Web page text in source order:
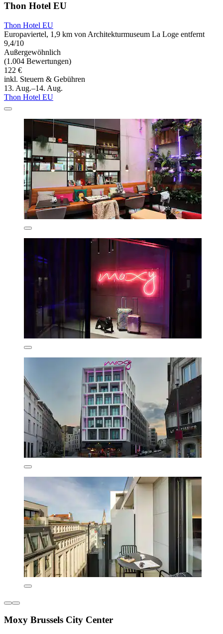
Thon Hotel EU
Thon Hotel EU
Europaviertel, 1,9 km von Architekturmuseum La Loge entfernt
9,4/10
Außergewöhnlich
(1.004 Bewertungen)
122 €
inkl. Steuern & Gebühren
13. Aug.–14. Aug.
Thon Hotel EU
Moxy Brussels City Center